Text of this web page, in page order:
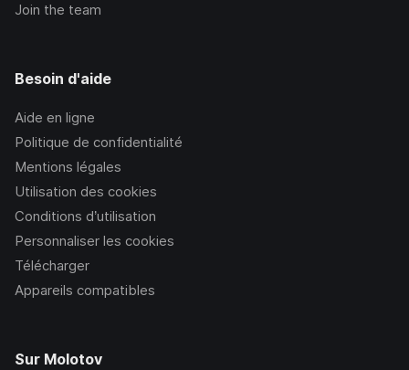
Join the team
Besoin d'aide
Aide en ligne
Politique de confidentialité
Mentions légales
Utilisation des cookies
Conditions d’utilisation
Personnaliser les cookies
Télécharger
Appareils compatibles
Sur Molotov